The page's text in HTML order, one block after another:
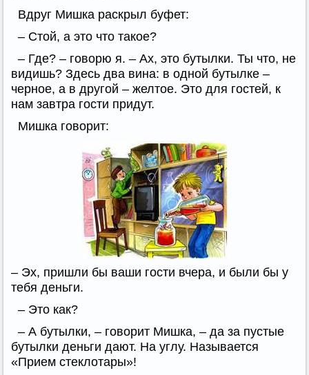
Вдруг Мишка раскрыл буфет:
– Стой, а это что такое?
– Где? – говорю я. – Ах, это бутылки. Ты что, не
видишь? Здесь два вина: в одной бутылке –
черное, а в другой – желтое. Это для гостей, к
нам завтра гости придут.
Мишка говорит:
– Эх, пришли бы ваши гости вчера, и были бы у
тебя деньги.
– Это как?
– А бутылки, – говорит Мишка, – да за пустые
бутылки деньги дают. На углу. Называется
«Прием стеклотары»!